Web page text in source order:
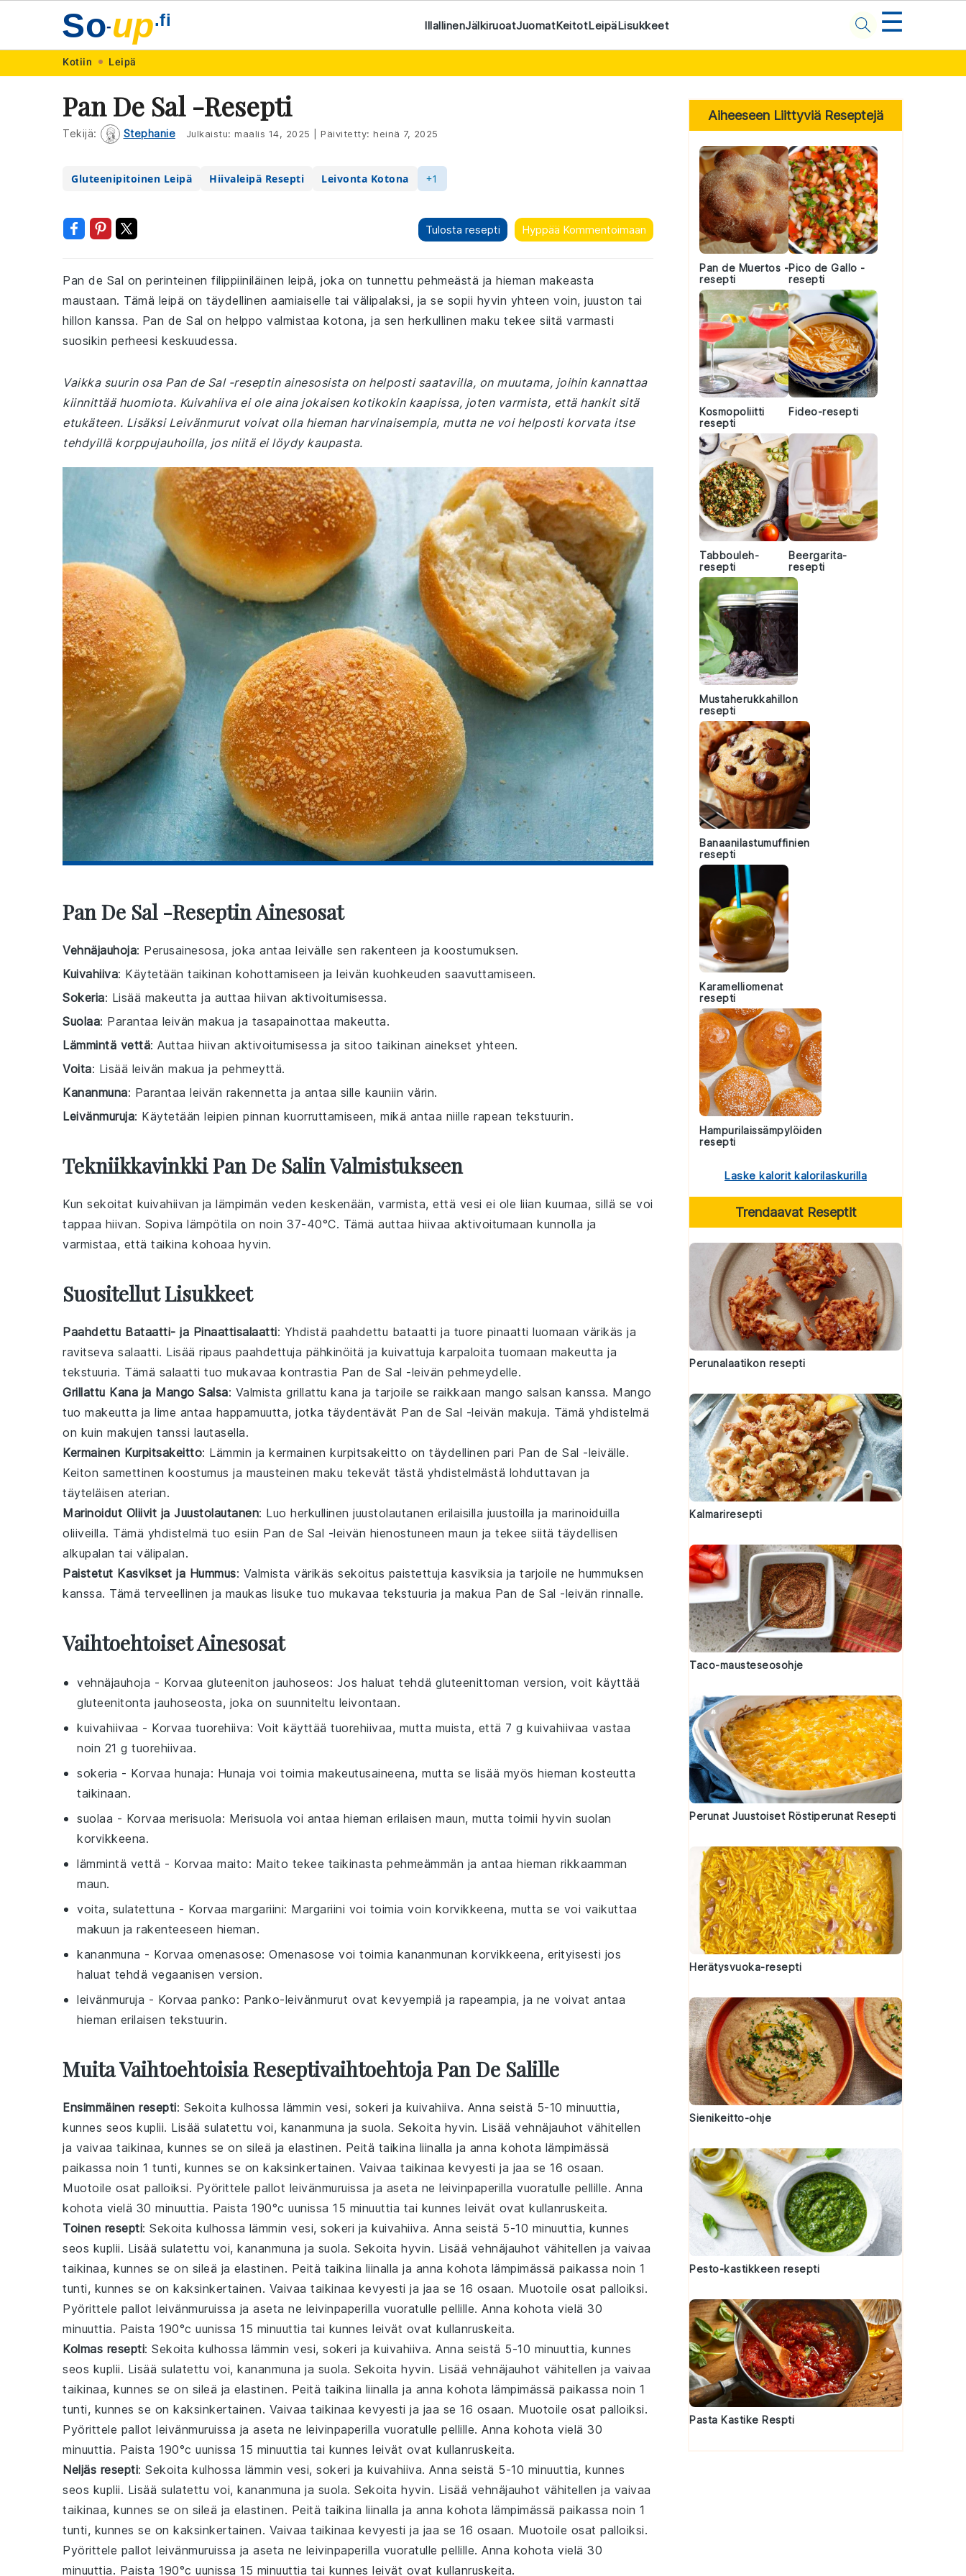
navigation
content
So-up.fi IllallinenJälkiruoatJuomatKeitotLeipäLisukkeet ☰
Kotiin Leipä
Pan De Sal -resepti
Tekijä: Stephanie Julkaistu: maalis 14, 2025 Päivitetty: heinä 7, 2025
Gluteenipitoinen Leipä Hiivaleipä Resepti Leivonta Kotona +1
Tulosta resepti Hyppää Kommentoimaan
Pan de Sal on perinteinen filippiiniläinen leipä, joka on tunnettu pehmeästä ja hieman makeasta
maustaan. Tämä leipä on täydellinen aamiaiselle tai välipalaksi, ja se sopii hyvin yhteen voin, juuston tai
hillon kanssa. Pan de Sal on helppo valmistaa kotona, ja sen herkullinen maku tekee siitä varmasti
suosikin perheesi keskuudessa.
Vaikka suurin osa Pan de Sal -reseptin ainesosista on helposti saatavilla, on muutama, joihin kannattaa
kiinnittää huomiota. Kuivahiiva ei ole aina jokaisen kotikokin kaapissa, joten varmista, että hankit sitä
etukäteen. Lisäksi Leivänmurut voivat olla hieman harvinaisempia, mutta ne voi helposti korvata itse
tehdyillä korppujauhoilla, jos niitä ei löydy kaupasta.
Pan De Sal -reseptin Ainesosat
Vehnäjauhoja: Perusainesosa, joka antaa leivälle sen rakenteen ja koostumuksen.
Kuivahiiva: Käytetään taikinan kohottamiseen ja leivän kuohkeuden saavuttamiseen.
Sokeria: Lisää makeutta ja auttaa hiivan aktivoitumisessa.
Suolaa: Parantaa leivän makua ja tasapainottaa makeutta.
Lämmintä vettä: Auttaa hiivan aktivoitumisessa ja sitoo taikinan ainekset yhteen.
Voita: Lisää leivän makua ja pehmeyttä.
Kananmuna: Parantaa leivän rakennetta ja antaa sille kauniin värin.
Leivänmuruja: Käytetään leipien pinnan kuorruttamiseen, mikä antaa niille rapean tekstuurin.
Tekniikkavinkki Pan De Salin Valmistukseen
Kun sekoitat kuivahiivan ja lämpimän veden keskenään, varmista, että vesi ei ole liian kuumaa, sillä se voi
tappaa hiivan. Sopiva lämpötila on noin 37-40°C. Tämä auttaa hiivaa aktivoitumaan kunnolla ja
varmistaa, että taikina kohoaa hyvin.
Suositellut Lisukkeet
Paahdettu Bataatti- ja Pinaattisalaatti: Yhdistä paahdettu bataatti ja tuore pinaatti luomaan värikäs ja
ravitseva salaatti. Lisää ripaus paahdettuja pähkinöitä ja kuivattuja karpaloita tuomaan makeutta ja
tekstuuria. Tämä salaatti tuo mukavaa kontrastia Pan de Sal -leivän pehmeydelle.
Grillattu Kana ja Mango Salsa: Valmista grillattu kana ja tarjoile se raikkaan mango salsan kanssa. Mango
tuo makeutta ja lime antaa happamuutta, jotka täydentävät Pan de Sal -leivän makuja. Tämä yhdistelmä
on kuin makujen tanssi lautasella.
Kermainen Kurpitsakeitto: Lämmin ja kermainen kurpitsakeitto on täydellinen pari Pan de Sal -leivälle.
Keiton samettinen koostumus ja mausteinen maku tekevät tästä yhdistelmästä lohduttavan ja
täyteläisen aterian.
Marinoidut Oliivit ja Juustolautanen: Luo herkullinen juustolautanen erilaisilla juustoilla ja marinoiduilla
oliiveilla. Tämä yhdistelmä tuo esiin Pan de Sal -leivän hienostuneen maun ja tekee siitä täydellisen
alkupalan tai välipalan.
Paistetut Kasvikset ja Hummus: Valmista värikäs sekoitus paistettuja kasviksia ja tarjoile ne hummuksen
kanssa. Tämä terveellinen ja maukas lisuke tuo mukavaa tekstuuria ja makua Pan de Sal -leivän rinnalle.
Vaihtoehtoiset Ainesosat
vehnäjauhoja - Korvaa gluteeniton jauhoseos: Jos haluat tehdä gluteenittoman version, voit käyttää
gluteenitonta jauhoseosta, joka on suunniteltu leivontaan.
kuivahiivaa - Korvaa tuorehiiva: Voit käyttää tuorehiivaa, mutta muista, että 7 g kuivahiivaa vastaa
noin 21 g tuorehiivaa.
sokeria - Korvaa hunaja: Hunaja voi toimia makeutusaineena, mutta se lisää myös hieman kosteutta
taikinaan.
suolaa - Korvaa merisuola: Merisuola voi antaa hieman erilaisen maun, mutta toimii hyvin suolan
korvikkeena.
lämmintä vettä - Korvaa maito: Maito tekee taikinasta pehmeämmän ja antaa hieman rikkaamman
maun.
voita, sulatettuna - Korvaa margariini: Margariini voi toimia voin korvikkeena, mutta se voi vaikuttaa
makuun ja rakenteeseen hieman.
kananmuna - Korvaa omenasose: Omenasose voi toimia kananmunan korvikkeena, erityisesti jos
haluat tehdä vegaanisen version.
leivänmuruja - Korvaa panko: Panko-leivänmurut ovat kevyempiä ja rapeampia, ja ne voivat antaa
hieman erilaisen tekstuurin.
Muita Vaihtoehtoisia Reseptivaihtoehtoja Pan De Salille
Ensimmäinen resepti: Sekoita kulhossa lämmin vesi, sokeri ja kuivahiiva. Anna seistä 5-10 minuuttia,
kunnes seos kuplii. Lisää sulatettu voi, kananmuna ja suola. Sekoita hyvin. Lisää vehnäjauhot vähitellen
ja vaivaa taikinaa, kunnes se on sileä ja elastinen. Peitä taikina liinalla ja anna kohota lämpimässä
paikassa noin 1 tunti, kunnes se on kaksinkertainen. Vaivaa taikinaa kevyesti ja jaa se 16 osaan.
Muotoile osat palloiksi. Pyörittele pallot leivänmuruissa ja aseta ne leivinpaperilla vuoratulle pellille. Anna
kohota vielä 30 minuuttia. Paista 190°c uunissa 15 minuuttia tai kunnes leivät ovat kullanruskeita.
Toinen resepti: Sekoita kulhossa lämmin vesi, sokeri ja kuivahiiva. Anna seistä 5-10 minuuttia, kunnes
seos kuplii. Lisää sulatettu voi, kananmuna ja suola. Sekoita hyvin. Lisää vehnäjauhot vähitellen ja vaivaa
taikinaa, kunnes se on sileä ja elastinen. Peitä taikina liinalla ja anna kohota lämpimässä paikassa noin 1
tunti, kunnes se on kaksinkertainen. Vaivaa taikinaa kevyesti ja jaa se 16 osaan. Muotoile osat palloiksi.
Pyörittele pallot leivänmuruissa ja aseta ne leivinpaperilla vuoratulle pellille. Anna kohota vielä 30
minuuttia. Paista 190°c uunissa 15 minuuttia tai kunnes leivät ovat kullanruskeita.
Kolmas resepti: Sekoita kulhossa lämmin vesi, sokeri ja kuivahiiva. Anna seistä 5-10 minuuttia, kunnes
seos kuplii. Lisää sulatettu voi, kananmuna ja suola. Sekoita hyvin. Lisää vehnäjauhot vähitellen ja vaivaa
taikinaa, kunnes se on sileä ja elastinen. Peitä taikina liinalla ja anna kohota lämpimässä paikassa noin 1
tunti, kunnes se on kaksinkertainen. Vaivaa taikinaa kevyesti ja jaa se 16 osaan. Muotoile osat palloiksi.
Pyörittele pallot leivänmuruissa ja aseta ne leivinpaperilla vuoratulle pellille. Anna kohota vielä 30
minuuttia. Paista 190°c uunissa 15 minuuttia tai kunnes leivät ovat kullanruskeita.
Neljäs resepti: Sekoita kulhossa lämmin vesi, sokeri ja kuivahiiva. Anna seistä 5-10 minuuttia, kunnes
seos kuplii. Lisää sulatettu voi, kananmuna ja suola. Sekoita hyvin. Lisää vehnäjauhot vähitellen ja vaivaa
taikinaa, kunnes se on sileä ja elastinen. Peitä taikina liinalla ja anna kohota lämpimässä paikassa noin 1
tunti, kunnes se on kaksinkertainen. Vaivaa taikinaa kevyesti ja jaa se 16 osaan. Muotoile osat palloiksi.
Pyörittele pallot leivänmuruissa ja aseta ne leivinpaperilla vuoratulle pellille. Anna kohota vielä 30
minuuttia. Paista 190°c uunissa 15 minuuttia tai kunnes leivät ovat kullanruskeita.
Primary
Sidebar
Aiheeseen Liittyviä Reseptejä
Pan de Muertos -
resepti
Pico de Gallo -
resepti
Kosmopoliitti
resepti
Fideo-resepti
Tabbouleh-
resepti
Beergarita-
resepti
Mustaherukkahillon
resepti
Banaanilastumuffinien
resepti
Karamelliomenat
resepti
Hampurilaissämpylöiden
resepti
Laske kalorit kalorilaskurilla
Trendaavat Reseptit
Perunalaatikon resepti
Kalmariresepti
Taco-mausteseosohje
Perunat Juustoiset Röstiperunat Resepti
Herätysvuoka-resepti
Sienikeitto-ohje
Pesto-kastikkeen resepti
Pasta Kastike Respti